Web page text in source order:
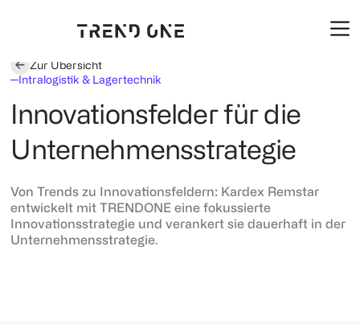
Zur Übersicht
Intralogistik & Lagertechnik
Innovationsfelder für die
Unternehmensstrategie
Von Trends zu Innovationsfeldern: Kardex Remstar
entwickelt mit TRENDONE eine fokussierte
Innovationsstrategie und verankert sie dauerhaft in der
Unternehmensstrategie.